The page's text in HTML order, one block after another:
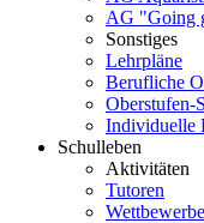
AG "Going
Sonstiges
Lehrpläne
Berufliche
Oberstufen-
Individuelle
Schulleben
Aktivitäten
Tutoren
Wettbewerbe